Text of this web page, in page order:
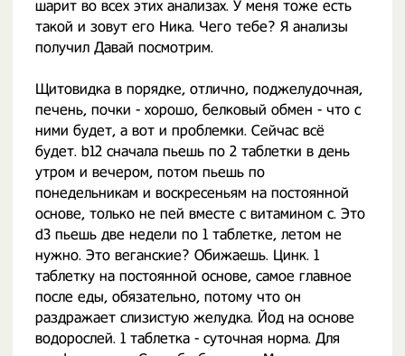
шарит во всех этих анализах. У меня тоже есть
такой и зовут его Ника. Чего тебе? Я анализы
получил Давай посмотрим.
Щитовидка в порядке, отлично, поджелудочная,
печень, почки - хорошо, белковый обмен - что с
ними будет, а вот и проблемки. Сейчас всё
будет. b12 сначала пьешь по 2 таблетки в день
утром и вечером, потом пьешь по
понедельникам и воскресеньям на постоянной
основе, только не пей вместе с витамином c. Это
d3 пьешь две недели по 1 таблетке, летом не
нужно. Это веганские? Обижаешь. Цинк. 1
таблетку на постоянной основе, самое главное
после еды, обязательно, потому что он
раздражает слизистую желудка. Йод на основе
водорослей. 1 таблетка - суточная норма. Для